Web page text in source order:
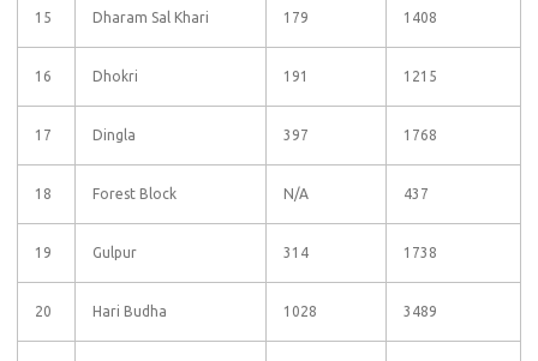
15 Dharam Sal Khari 179 1408
16 Dhokri 191 1215
17 Dingla 397 1768
18 Forest Block N/A 437
19 Gulpur 314 1738
20 Hari Budha 1028 3489